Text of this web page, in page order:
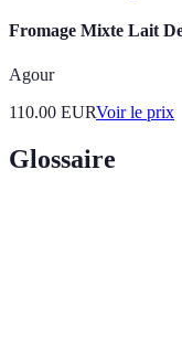
Fromage Mixte Lait
Agour
110.00 EURVoir le prix
Glossaire